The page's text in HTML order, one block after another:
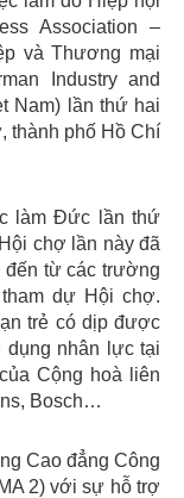
Association –
và Thương mại
Industry and
Nam) lần thứ hai
thành phố Hồ Chí
làm Đức lần thứ
chợ lần này đã
đến từ các trường
dự Hội chợ.
trẻ có dịp được
dụng nhân lực tại
Cộng hoà liên
Bosch…
Cao đẳng Công
2) với sự hỗ trợ